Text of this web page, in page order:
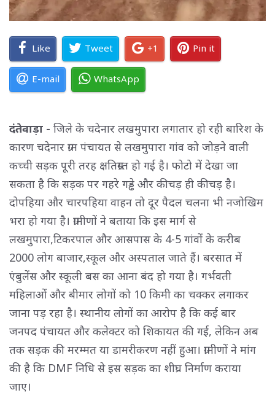
Like Tweet +1 Pin it
E-mail WhatsApp
दंतेवाड़ा - जिले के चदेनार लखमुपारा लगातार हो रही बारिश के
कारण चदेनार ग्राम पंचायत से लखमुपारा गांव को जोड़ने वाली
कच्ची सड़क पूरी तरह क्षतिग्रस्त हो गई है। फोटो में देखा जा
सकता है कि सड़क पर गहरे गड्ढे और कीचड़ ही कीचड़ है।
दोपहिया और चारपहिया वाहन तो दूर पैदल चलना भी नजोखिम
भरा हो गया है। ग्रामीणों ने बताया कि इस मार्ग से
लखमुपारा,टिकरपाल और आसपास के 4-5 गांवों के करीब
2000 लोग बाजार,स्कूल और अस्पताल जाते हैं। बरसात में
एंबुलेंस और स्कूली बस का आना बंद हो गया है। गर्भवती
महिलाओं और बीमार लोगों को 10 किमी का चक्कर लगाकर
जाना पड़ रहा है। स्थानीय लोगों का आरोप है कि कई बार
जनपद पंचायत और कलेक्टर को शिकायत की गई, लेकिन अब
तक सड़क की मरम्मत या डामरीकरण नहीं हुआ। ग्रामीणों ने मांग
की है कि DMF निधि से इस सड़क का शीघ्र निर्माण कराया
जाए।